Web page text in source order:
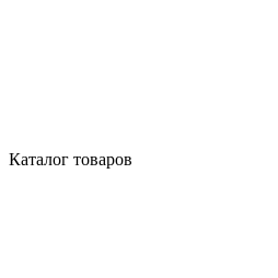
Каталог товаров